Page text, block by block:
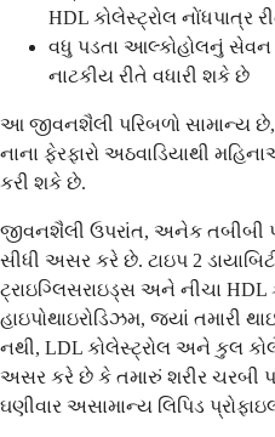
HDL કોલેસ્ટ્રોલ નોંધપાત્ર
વધુ પડતા આલ્કોહોલનું સેવન
નાટકીય રીતે વધારી શકે છે
આ જીવનશૈલી પરિબળો સામાન્ય
નાના ફેરફારો અઠવાડિયાથી
કરી શકે છે.
જીવનશૈલી ઉપરાંત, અનેક તબીબી
સીધી અસર કરે છે. ટાઇપ 2
ટ્રાઇગ્લિસરાઇડ્સ અને નીચા
હાઇપોથાઇરોડિઝમ, જ્યાં તમારી
નથી, LDL કોલેસ્ટ્રોલ અને કુલ
અસર કરે છે કે તમારું શરીર ચરબી
ઘણીવાર અસામાન્ય લિપિડ